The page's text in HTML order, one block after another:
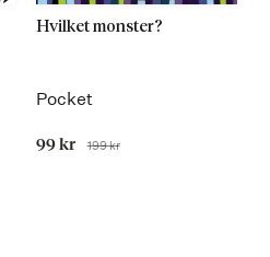
Hvilket monster?
Pocket
Tilbudspris
99 kr Før
199 kr